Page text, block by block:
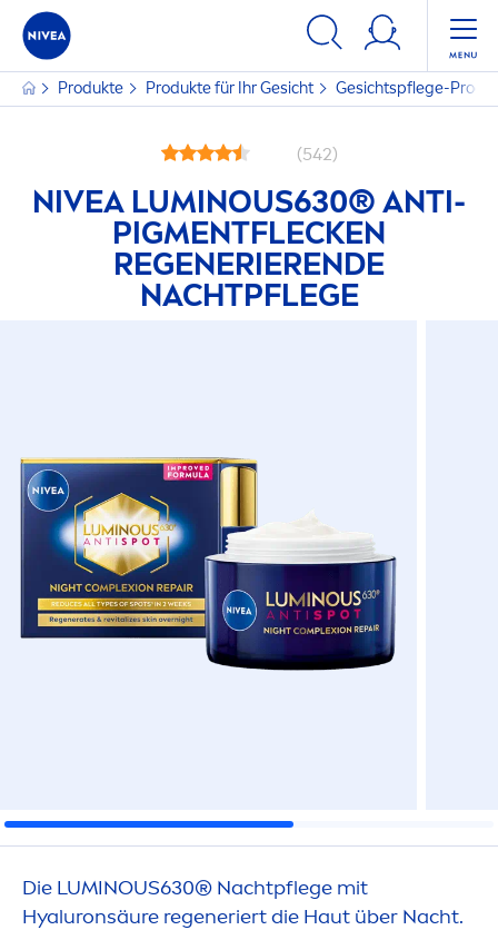
Produkte Produkte für Ihr Gesicht Gesichtspflege-
(542)
NIVEA LUMINOUS630® ANTI-
PIGMENTFLECKEN
REGENERIERENDE
NACHTPFLEGE
Die LUMINOUS630® Nachtpflege mit
Hyaluronsäure regeneriert die Haut über Nacht.